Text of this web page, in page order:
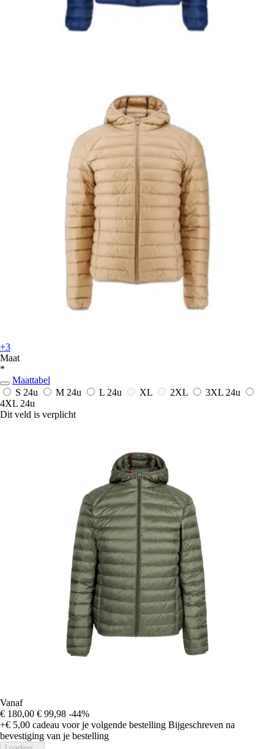
+3
Maat
*
Maattabel
S 24u M 24u L 24u XL 2XL 3XL 24u
4XL 24u
Dit veld is verplicht
Vanaf
€ 180,00 € 99,98 -44%
+€ 5,00 cadeau voor je volgende bestelling Bijgeschreven na
bevestiging van je bestelling